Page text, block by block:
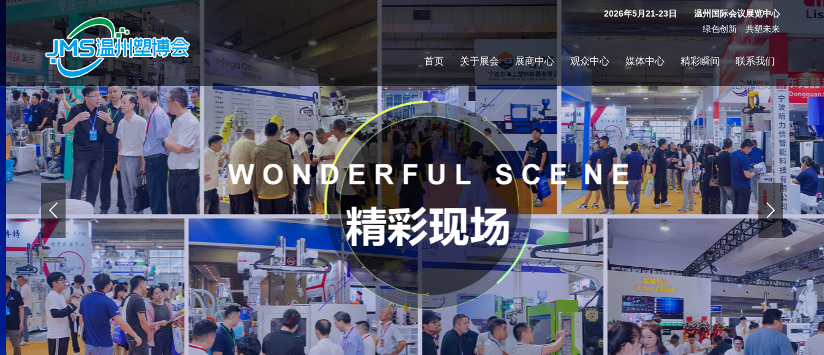
2026年5月21-23日 温州国际会议展览中心
绿色创新 共塑未来
首页 关于展会 展商中心 观众中心 媒体中心 精彩瞬间 联系我们